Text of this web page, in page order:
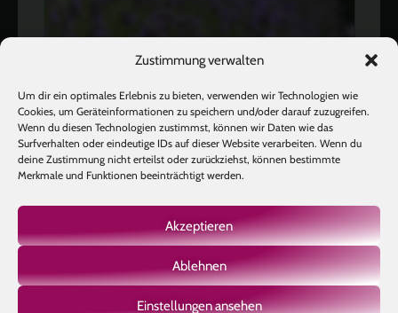
Zustimmung verwalten
Um dir ein optimales Erlebnis zu bieten, verwenden wir Technologien wie
Cookies, um Geräteinformationen zu speichern und/oder darauf zuzugreifen.
Wenn du diesen Technologien zustimmst, können wir Daten wie das
Surfverhalten oder eindeutige IDs auf dieser Website verarbeiten. Wenn du
deine Zustimmung nicht erteilst oder zurückziehst, können bestimmte
Merkmale und Funktionen beeinträchtigt werden.
Akzeptieren
Ablehnen
Einstellungen ansehen
Auf Instagram folgen